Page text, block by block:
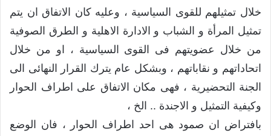
خلال تمثيلهم للقوى السياسية ، وعليه كان الاتفاق ان يتم
تمثيل المرأة و الشباب و الادارة الاهلية و الطرق الصوفية
من خلال عضويتهم فى القوى السياسية ، او من خلال
اتحاداتهم و نقاباتهم ، وبشكل عام يترك القرار النهائى الى
الجنة التحضيرية ، فهى مكان الاتفاق على اطراف الحوار
وكيفية التمثيل و الاجندة .. الخ ،
بافتراض ان صمود هى احد اطراف الحوار ، فان الوضع